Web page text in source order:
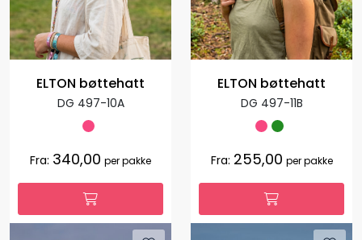
ELTON bøttehatt
DG 497-10A
Fra: 340,00 per pakke
ELTON bøttehatt
DG 497-11B
Fra: 255,00 per pakke